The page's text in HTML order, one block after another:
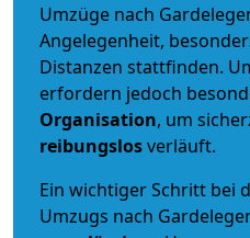
Umzüge nach
Angelegenheit,
Distanzen stattfinden.
erfordern jedoch
Organisation, um
reibungslosverläuft.
Ein wichtiger Schritt bei
Umzugs nach